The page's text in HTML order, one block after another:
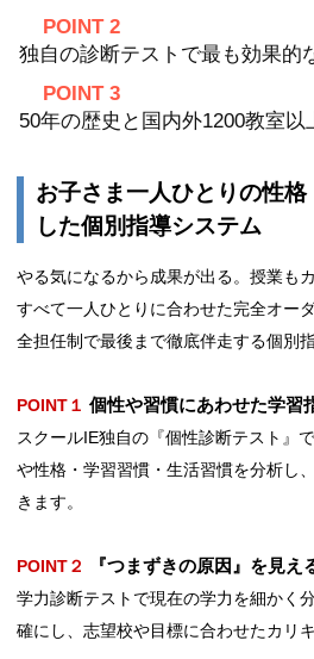
POINT 2
独自の診断テストで最も効果的
POINT 3
50年の歴史と国内外1200教室以
お子さま一人ひとりの性
した個別指導システム
やる気になるから成果が出る。授業も
すべて一人ひとりに合わせた完全オー
全担任制で最後まで徹底伴⾛する個別指
POINT１ 個性や習慣にあわせた学習
スクールIE独自の『個性診断テスト』
や性格・学習習慣・生活習慣を分析し
きます。
POINT２ 『つまずきの原因』を見え
学力診断テストで現在の学力を細かく
確にし、志望校や目標に合わせたカリ